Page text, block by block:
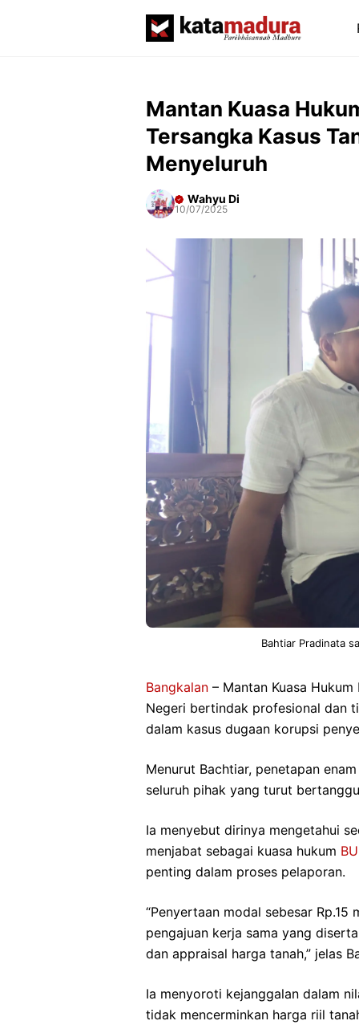
Mantan Kuasa
Tersangka Kasus
Menyeluruh
Wahyu Di
10/07/2025
Bahtiar Pradinata
Bangkalan – Mantan Kuasa
Negeri bertindak profesional dan
dalam kasus dugaan korupsi
Menurut Bachtiar, penetapan
seluruh pihak yang turut
Ia menyebut dirinya mengetahui
menjabat sebagai kuasa hukum
penting dalam proses pelaporan.
“Penyertaan modal sebesar
pengajuan kerja sama yang
dan appraisal harga tanah,” jelas
Ia menyoroti kejanggalan dalam
tidak mencerminkan harga riil